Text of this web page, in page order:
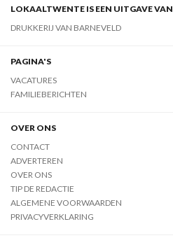
LOKAALTWENTE IS EEN UITGAVE VAN
DRUKKERIJ VAN BARNEVELD
PAGINA'S
VACATURES
FAMILIEBERICHTEN
OVER ONS
CONTACT
ADVERTEREN
OVER ONS
TIP DE REDACTIE
ALGEMENE VOORWAARDEN
PRIVACYVERKLARING